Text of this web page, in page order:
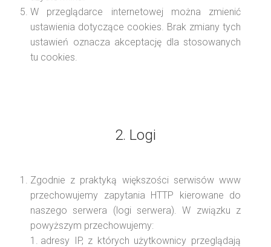
W przeglądarce internetowej można zmienić
ustawienia dotyczące cookies. Brak zmiany tych
ustawień oznacza akceptację dla stosowanych
tu cookies.
2. Logi
Zgodnie z praktyką większości serwisów www
przechowujemy zapytania HTTP kierowane do
naszego serwera (logi serwera). W związku z
powyższym przechowujemy:
adresy IP, z których użytkownicy przeglądają